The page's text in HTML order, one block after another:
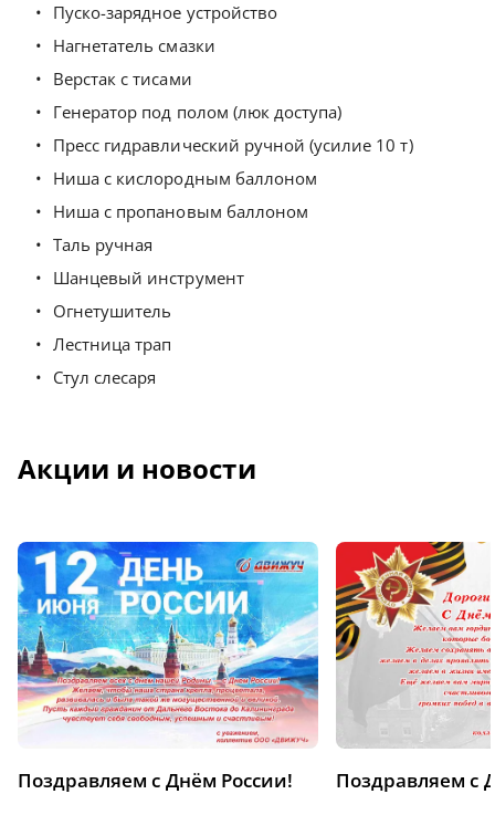
Пуско-зарядное устройство
Нагнетатель смазки
Верстак с тисами
Генератор под полом (люк доступа)
Пресс гидравлический ручной (усилие 10 т)
Ниша с кислородным баллоном
Ниша с пропановым баллоном
Таль ручная
Шанцевый инструмент
Огнетушитель
Лестница трап
Стул слесаря
Акции и новости
Поздравляем с Днём России! Поздравляем с